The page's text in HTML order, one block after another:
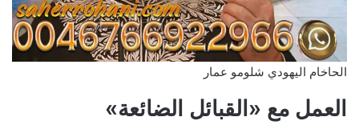
الحاخام اليهودي شلومو عمار
العمل مع «القبائل الضائعة»